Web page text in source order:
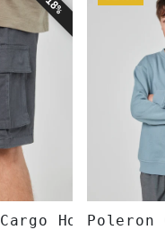
HombrePoleron